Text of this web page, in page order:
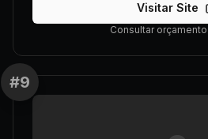
Visitar Site
Consultar
#9